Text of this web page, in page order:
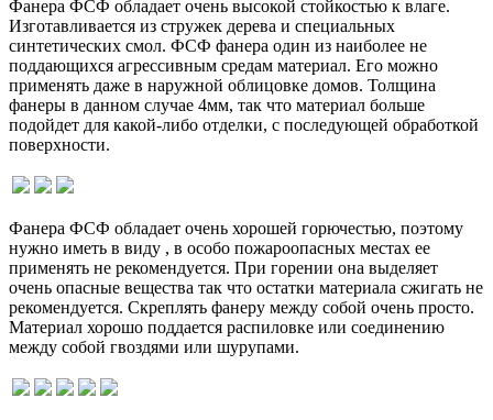
Фанера ФСФ обладает очень высокой стойкостью к влаге.
Изготавливается из стружек дерева и специальных
синтетических смол. ФСФ фанера один из наиболее не
поддающихся агрессивным средам материал. Его можно
применять даже в наружной облицовке домов. Толщина
фанеры в данном случае 4мм, так что материал больше
подойдет для какой-либо отделки, с последующей обработкой
поверхности.
Фанера ФСФ обладает очень хорошей горючестью, поэтому
нужно иметь в виду , в особо пожароопасных местах ее
применять не рекомендуется. При горении она выделяет
очень опасные вещества так что остатки материала сжигать не
рекомендуется. Скреплять фанеру между собой очень просто.
Материал хорошо поддается распиловке или соединению
между собой гвоздями или шурупами.